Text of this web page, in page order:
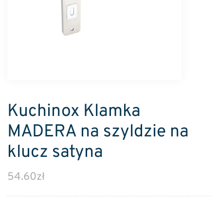
Kuchinox Klamka
MADERA na szyldzie na
klucz satyna
54.60zł